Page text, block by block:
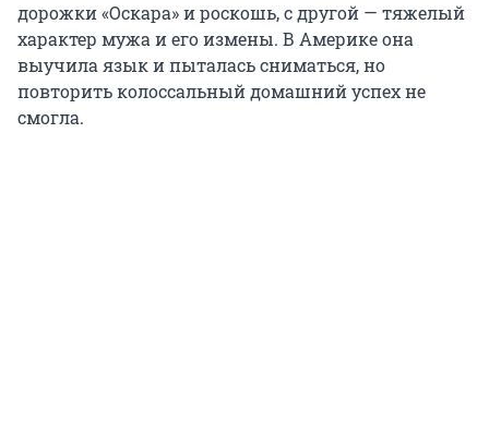
дорожки «Оскара» и роскошь, с другой — тяжелый
характер мужа и его измены. В Америке она
выучила язык и пыталась сниматься, но
повторить колоссальный домашний успех не
смогла.